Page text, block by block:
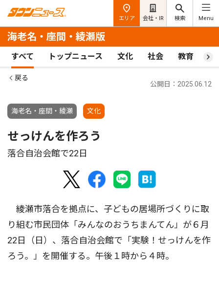
エリア 会社・IR 検索 Menu
海老名・座間・綾瀬版
すべて トップニュース 文化 社会 教育 ス
戻る
海老名・座間・綾瀬 文化
公開日：2025.06.12
せっけんを作ろう
落合自治会館で22日
綾瀬市落合を拠点に、子どもの居場所づくりに取
り組む市民団体「みんなのおうちまんてん」が６月
22日（日）、落合自治会館で「実験！せっけんを作
ろう。」を開催する。午後１時から４時。